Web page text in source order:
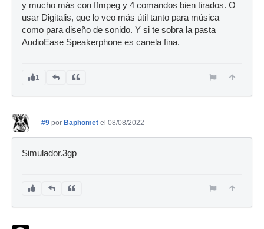
y mucho más con ffmpeg y 4 comandos bien tirados. O
usar Digitalis, que lo veo más útil tanto para música
como para diseño de sonido. Y si te sobra la pasta
AudioEase Speakerphone es canela fina.
1
#9 por Baphomet el 08/08/2022
Simulador.3gp